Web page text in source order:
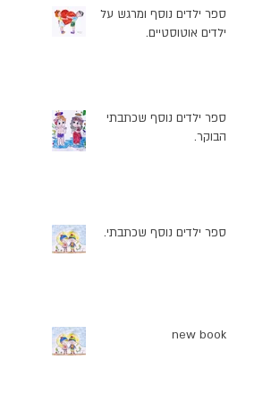
ספר ילדים נוסף ומרגש על
ילדים אוטוסטיים.
ספר ילדים נוסף שכתבתי
הבוקר.
ספר ילדים נוסף שכתבתי.
new book